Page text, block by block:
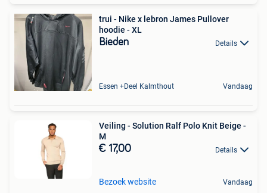
trui - Nike x lebron James Pullover
hoodie - XL
Bieden Details
Essen +Deel Kalmthout Vandaag
Veiling - Solution Ralf Polo Knit Beige -
M
€ 17,00 Details
Bezoek website Vandaag